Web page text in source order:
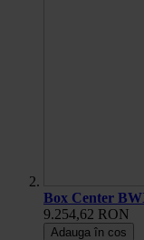
Box Center
9.254,62 RON
Adauga în cos